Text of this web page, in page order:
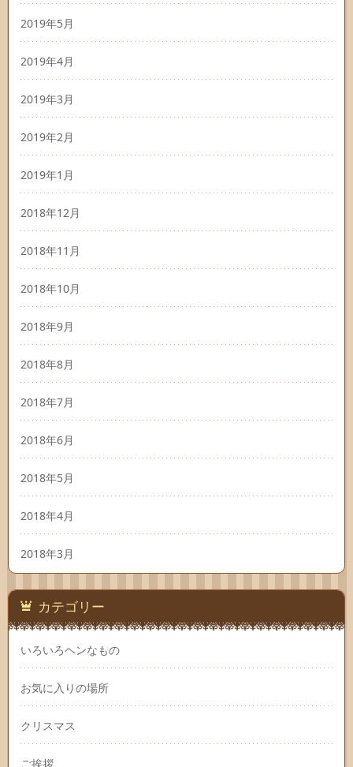
2019年5月
2019年4月
2019年3月
2019年2月
2019年1月
2018年12月
2018年11月
2018年10月
2018年9月
2018年8月
2018年7月
2018年6月
2018年5月
2018年4月
2018年3月
カテゴリー
いろいろヘンなもの
お気に入りの場所
クリスマス
ご挨拶